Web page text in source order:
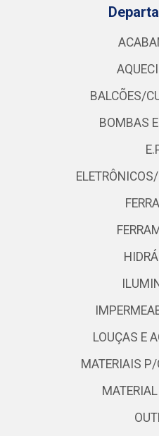
BALCÕES/
BOMBAS
LOUÇAS E
MATERIAIS